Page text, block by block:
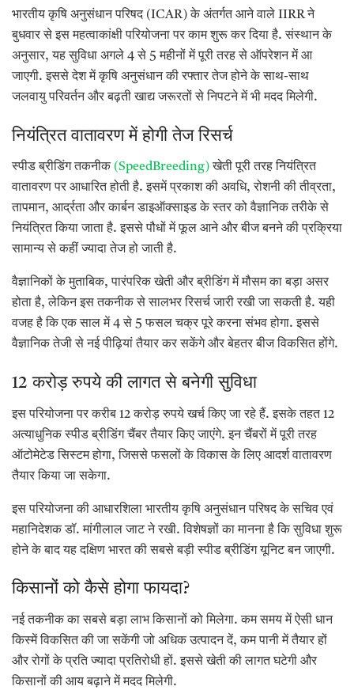
भारतीय कृषि अनुसंधान परिषद (ICAR) के अंतर्गत आने वाले IIRR ने
बुधवार से इस महत्वाकांक्षी परियोजना पर काम शुरू कर दिया है. संस्थान के
अनुसार, यह सुविधा अगले 4 से 5 महीनों में पूरी तरह से ऑपरेशन में आ
जाएगी. इससे देश में कृषि अनुसंधान की रफ्तार तेज होने के साथ-साथ
जलवायु परिवर्तन और बढ़ती खाद्य जरूरतों से निपटने में भी मदद मिलेगी.
नियंत्रित वातावरण में होगी तेज रिसर्च
स्पीड ब्रीडिंग तकनीक (SpeedBreeding)खेती पूरी तरह नियंत्रित
वातावरण पर आधारित होती है. इसमें प्रकाश की अवधि, रोशनी की तीव्रता,
तापमान, आर्द्रता और कार्बन डाइऑक्साइड के स्तर को वैज्ञानिक तरीके से
नियंत्रित किया जाता है. इससे पौधों में फूल आने और बीज बनने की प्रक्रिया
सामान्य से कहीं ज्यादा तेज हो जाती है.
वैज्ञानिकों के मुताबिक, पारंपरिक खेती और ब्रीडिंग में मौसम का बड़ा असर
होता है, लेकिन इस तकनीक से सालभर रिसर्च जारी रखी जा सकती है. यही
वजह है कि एक साल में 4 से 5 फसल चक्र पूरे करना संभव होगा. इससे
वैज्ञानिक तेजी से नई पीढ़ियां तैयार कर सकेंगे और बेहतर बीज विकसित होंगे.
12 करोड़ रुपये की लागत से बनेगी सुविधा
इस परियोजना पर करीब 12 करोड़ रुपये खर्च किए जा रहे हैं. इसके तहत 12
अत्याधुनिक स्पीड ब्रीडिंग चैंबर तैयार किए जाएंगे. इन चैंबरों में पूरी तरह
ऑटोमेटेड सिस्टम होगा, जिससे फसलों के विकास के लिए आदर्श वातावरण
तैयार किया जा सकेगा.
इस परियोजना की आधारशिला भारतीय कृषि अनुसंधान परिषद के सचिव एवं
महानिदेशक डॉ. मांगीलाल जाट ने रखी. विशेषज्ञों का मानना है कि सुविधा शुरू
होने के बाद यह दक्षिण भारत की सबसे बड़ी स्पीड ब्रीडिंग यूनिट बन जाएगी.
किसानों को कैसे होगा फायदा?
नई तकनीक का सबसे बड़ा लाभ किसानों को मिलेगा. कम समय में ऐसी धान
किस्में विकसित की जा सकेंगी जो अधिक उत्पादन दें, कम पानी में तैयार हों
और रोगों के प्रति ज्यादा प्रतिरोधी हों. इससे खेती की लागत घटेगी और
किसानों की आय बढ़ाने में मदद मिलेगी.